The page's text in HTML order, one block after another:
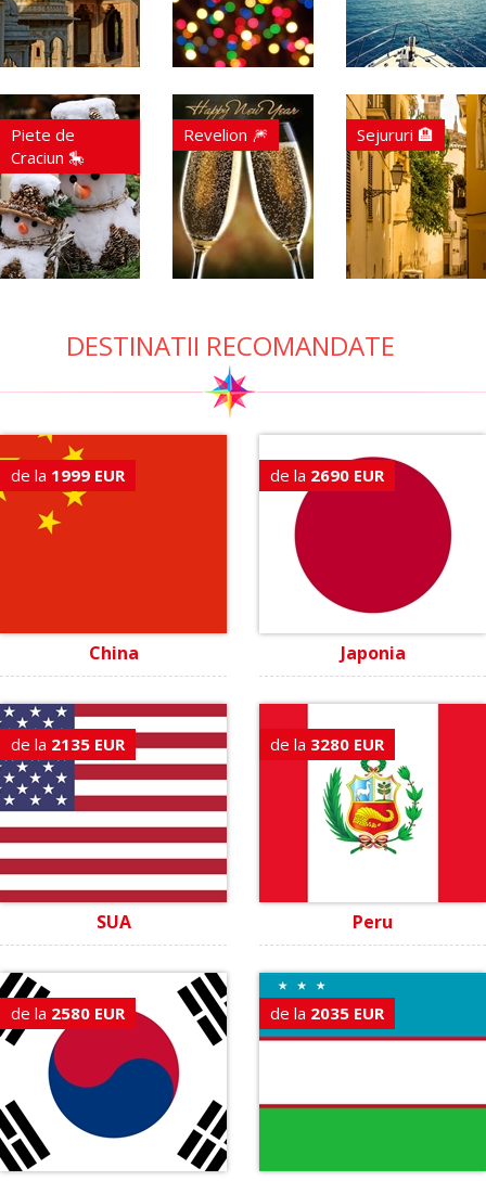
Piete de
Craciun 🎠
Revelion 🎆 Sejururi 🏨
DESTINATII RECOMANDATE
de la 1999 EUR
China
de la 2690 EUR
Japonia
de la 2135 EUR
SUA
de la 3280 EUR
Peru
de la 2580 EUR de la 2035 EUR